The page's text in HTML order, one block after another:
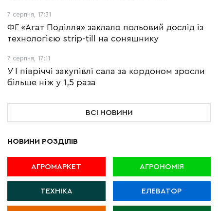
7 серпня, 17:31
ФГ «Агат Поділля» заклало польовий дослід із
технологією strip-till на соняшнику
7 серпня, 17:11
У І півріччі закупівлі сала за кордоном зросли
більше ніж у 1,5 раза
ВСІ НОВИНИ
НОВИНИ РОЗДІЛІВ
АГРОМАРКЕТ АГРОНОМІЯ
ТЕХНІКА ЕЛЕВАТОР